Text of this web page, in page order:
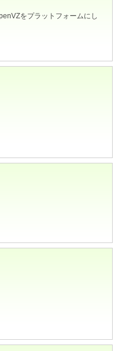
をプラットフォームにし